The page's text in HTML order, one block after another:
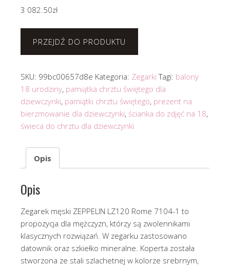
3 082.50zł
PRZEJDŹ DO PRODUKTU
SKU: 99bc00657d8e Kategoria: Zegarki Tagi: balony
18 urodziny, pamiątka chrztu świętego dla
dziewczynki, pamiątki chrztu świętego, prezent na
bierzmowanie dla dziewczynki, ścianka do zdjęć na 18,
świeca do chrztu dla dziewczynki
Opis
Opis
Zegarek męski ZEPPELIN LZ120 Rome 7104-1 to
propozycja dla mężczyzn, którzy są zwolennikami
klasycznych rozwiązań. W zegarku zastosowano
datownik oraz szkiełko mineralne. Koperta została
stworzona ze stali szlachetnej w kolorze srebrnym,